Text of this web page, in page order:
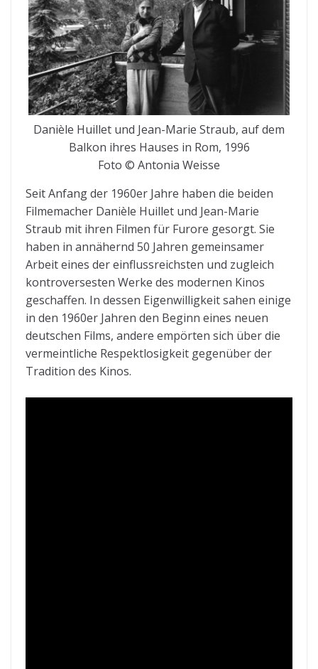
Danièle Huillet und Jean-Marie Straub, auf dem
Balkon ihres Hauses in Rom, 1996
Foto © Antonia Weisse
Seit Anfang der 1960er Jahre haben die beiden
Filmemacher Danièle Huillet und Jean-Marie
Straub mit ihren Filmen für Furore gesorgt. Sie
haben in annähernd 50 Jahren gemeinsamer
Arbeit eines der einflussreichsten und zugleich
kontroversesten Werke des modernen Kinos
geschaffen. In dessen Eigenwilligkeit sahen einige
in den 1960er Jahren den Beginn eines neuen
deutschen Films, andere empörten sich über die
vermeintliche Respektlosigkeit gegenüber der
Tradition des Kinos.